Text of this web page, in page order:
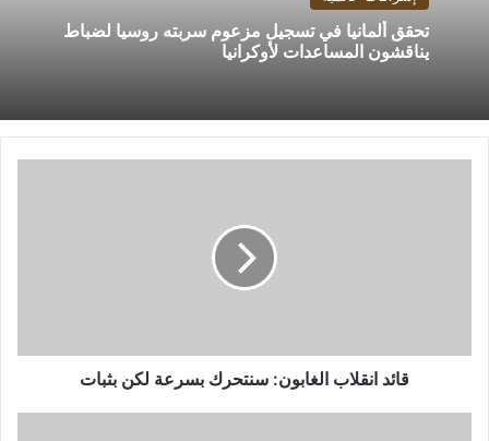
تحقق ألمانيا في تسجيل مزعوم سربته روسيا لضباط
يناقشون المساعدات لأوكرانيا
قائد انقلاب الغابون: سنتحرك بسرعة لكن بثبات